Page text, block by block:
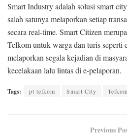
Smart Industry adalah solusi smart
salah satunya melaporkan setiap
secara real-time. Smart Citizen
Telkom untuk warga dan turis seperti
melaporkan segala kejadian di
kecelakaan lalu lintas di e-pelaporan.
Tags: pt telkom Smart City
Previous